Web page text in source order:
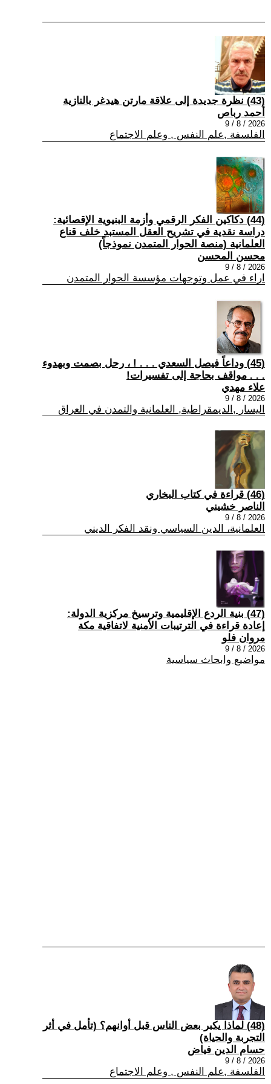
(43) نظرة جديدة إلى علاقة مارتن هيدغر بالنازية
أحمد رباص
2026 / 8 / 9
الفلسفة ,علم النفس , وعلم الاجتماع
(44) دكاكين الفكر الرقمي وأزمة البنيوية الإقصائية:
دراسة نقدية في تشريح العقل المستبد خلف قناع
العلمانية (منصة الحوار المتمدن نموذجاً)
محسن المحسن
2026 / 8 / 9
اراء في عمل وتوجهات مؤسسة الحوار المتمدن
(45) وداعاً فيصل السعدي . . . ! ، رحل بصمت وبهدوء
. . . مواقف بحاجة إلى تفسيرات!
علاء مهدي
2026 / 8 / 9
اليسار ,الديمقراطية, العلمانية والتمدن في العراق
(46) قراءة في كتاب البخاري
الناصر خشيني
2026 / 8 / 9
العلمانية، الدين السياسي ونقد الفكر الديني
(47) بنية الردع الإقليمية وترسيخ مركزية الدولة:
إعادة قراءة في الترتيبات الأمنية لاتفاقية مكة
مروان فلو
2026 / 8 / 9
مواضيع وابحاث سياسية
(48) لماذا يكبر بعض الناس قبل أوانهم؟ (تأمل في أثر
التجربة والحياة)
حسام الدين فياض
2026 / 8 / 9
الفلسفة ,علم النفس , وعلم الاجتماع